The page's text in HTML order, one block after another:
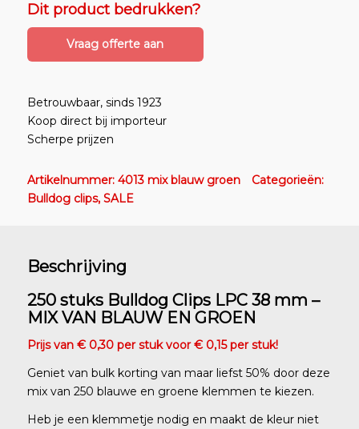
Dit product bedrukken?
Vraag offerte aan
Betrouwbaar, sinds 1923
Koop direct bij importeur
Scherpe prijzen
Artikelnummer: 4013 mix blauw groen
Categorieën:
Bulldog clips, SALE
Beschrijving
250 stuks Bulldog Clips LPC 38 mm –
MIX VAN BLAUW EN GROEN
Prijs van € 0,30 per stuk voor € 0,15 per stuk!
Geniet van bulk korting van maar liefst 50% door deze
mix van 250 blauwe en groene klemmen te kiezen.
Heb je een klemmetje nodig en maakt de kleur niet